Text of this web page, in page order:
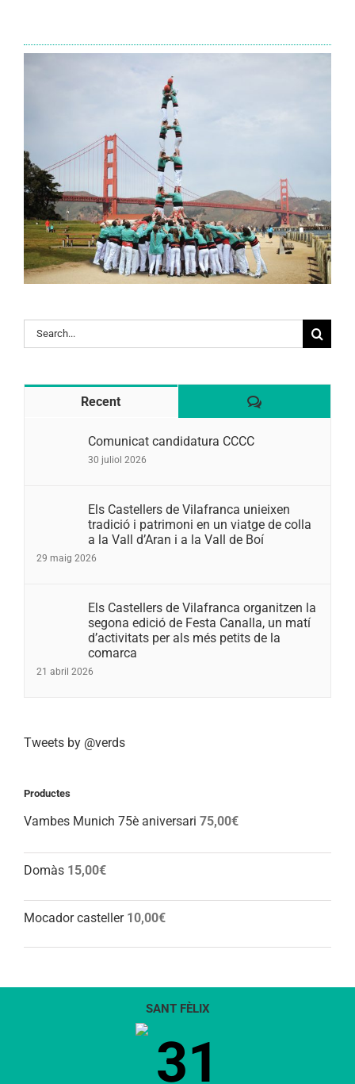
Search
for:
Recent Comentaris
Comunicat candidatura CCCC
30 juliol 2026
Els Castellers de Vilafranca unieixen
tradició i patrimoni en un viatge de colla
a la Vall d’Aran i a la Vall de Boí
29 maig 2026
Els Castellers de Vilafranca organitzen la
segona edició de Festa Canalla, un matí
d’activitats per als més petits de la
comarca
21 abril 2026
Tweets by @verds
Productes
Vambes Munich 75è aniversari 75,00€
Domàs 15,00€
Mocador casteller 10,00€
SANT FÈLIX
31